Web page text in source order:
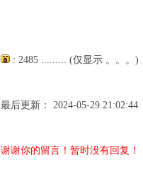
: 2485 ......... (仅显示 。。。)
最后更新： 2024-05-29 21:02:44
谢谢你的留言！暂时没有回复！